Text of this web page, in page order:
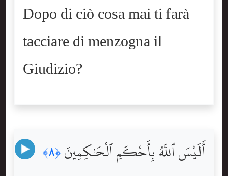
Dopo di ciò cosa mai ti farà
tacciare di menzogna il
Giudizio?
أَلَيْسَ ٱللَّهُ بِأَحْكَمِ ٱلْحَٰكِمِينَ ﴿٨﴾